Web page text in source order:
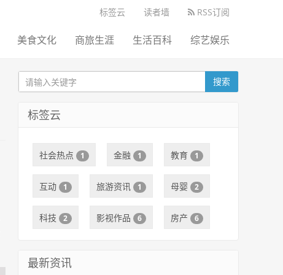
标签云 读者墙 RSS订阅
美食文化 商旅生涯 生活百科 综艺娱乐
搜索
标签云
社会热点 1 金融 1 教育 1
互动 1 旅游资讯 1 母婴 2
科技 2 影视作品 6 房产 6
最新资讯